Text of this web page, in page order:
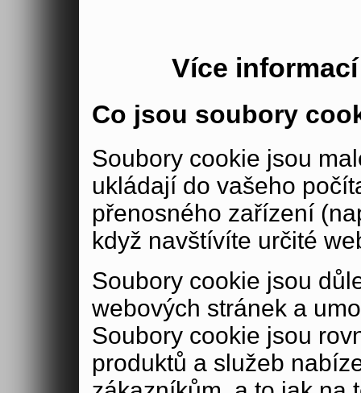
Více
Co jsou soubory
Soubory cookie jsou
ukládají do vašeho
přenosného zařízení
když navštívíte určité
Soubory cookie jsou
webových stránek a
Soubory cookie jsou
produktů a služeb